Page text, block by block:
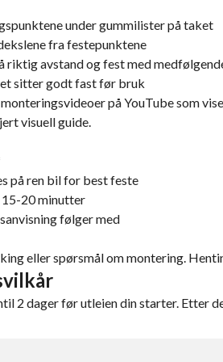
under gummilister på taket
fra festepunktene
riktig avstand og fest med
sitter godt fast før bruk
på YouTube som
visuell guide.
på ren bil for best feste
20 minutter
følger med
eller spørsmål om montering.
2 dager før utleien din starter. Etter